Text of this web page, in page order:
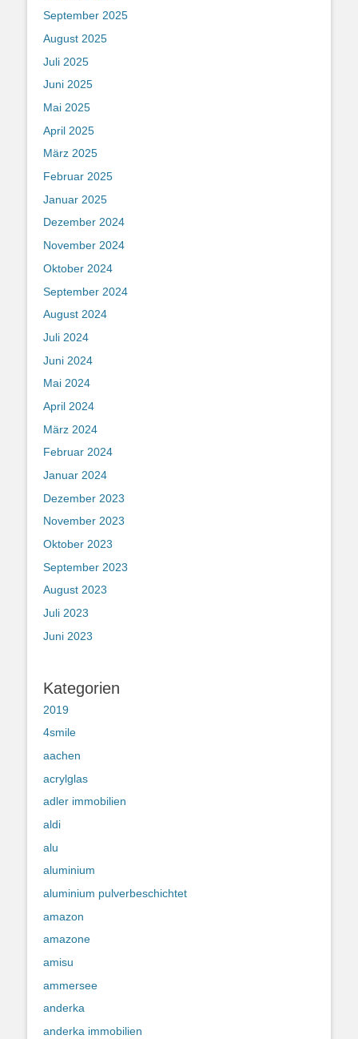
September 2025
August 2025
Juli 2025
Juni 2025
Mai 2025
April 2025
März 2025
Februar 2025
Januar 2025
Dezember 2024
November 2024
Oktober 2024
September 2024
August 2024
Juli 2024
Juni 2024
Mai 2024
April 2024
März 2024
Februar 2024
Januar 2024
Dezember 2023
November 2023
Oktober 2023
September 2023
August 2023
Juli 2023
Juni 2023
Kategorien
2019
4smile
aachen
acrylglas
adler immobilien
aldi
alu
aluminium
aluminium pulverbeschichtet
amazon
amazone
amisu
ammersee
anderka
anderka immobilien